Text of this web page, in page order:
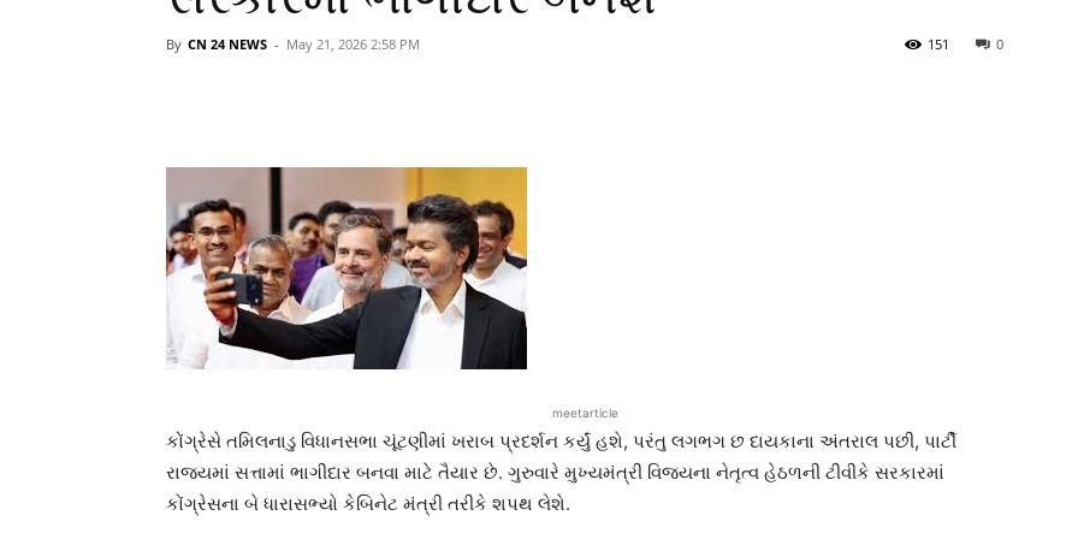
By CN 24 NEWS - May 21, 2026 2:58 PM 0
151
meetarticle
કોંગ્રેસે તમિલનાડુ વિધાનસભા ચૂંટણીમાં ખરાબ પ્રદર્શન કર્યું હશે, પરંતુ લગભગ છ દાયકાના અંતરાલ પછી, પાર્ટી
રાજ્યમાં સત્તામાં ભાગીદાર બનવા માટે તૈયાર છે. ગુરુવારે મુખ્યમંત્રી વિજયના નેતૃત્વ હેઠળની ટીવીકે સરકારમાં
કોંગ્રેસના બે ધારાસભ્યો કેબિનેટ મંત્રી તરીકે શપથ લેશે.